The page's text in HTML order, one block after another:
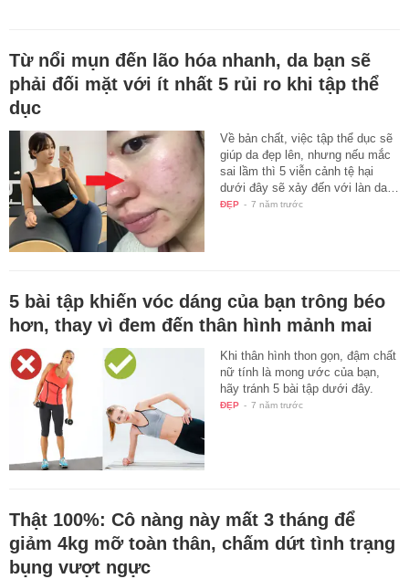
Từ nổi mụn đến lão hóa nhanh, da bạn sẽ
phải đối mặt với ít nhất 5 rủi ro khi tập thể
dục
Về bản chất, việc tập thể dục sẽ
giúp da đẹp lên, nhưng nếu mắc
sai lầm thì 5 viễn cảnh tệ hại
dưới đây sẽ xảy đến với làn da…
ĐẸP - 7 năm trước
5 bài tập khiến vóc dáng của bạn trông béo
hơn, thay vì đem đến thân hình mảnh mai
Khi thân hình thon gọn, đậm chất
nữ tính là mong ước của bạn,
hãy tránh 5 bài tập dưới đây.
ĐẸP - 7 năm trước
Thật 100%: Cô nàng này mất 3 tháng để
giảm 4kg mỡ toàn thân, chấm dứt tình trạng
bụng vượt ngực